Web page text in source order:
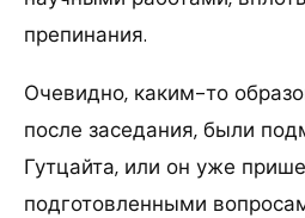
препинания.
Очевидно, каким-то
после заседания, были
Гутцайта, или он уже
подготовленными